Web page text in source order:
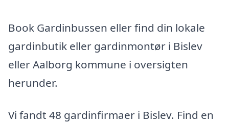
Book Gardinbussen eller find din lokale
gardinbutik eller gardinmontør i Bislev
eller Aalborg kommune i oversigten
herunder.
Vi fandt 48 gardinfirmaer i Bislev. Find en